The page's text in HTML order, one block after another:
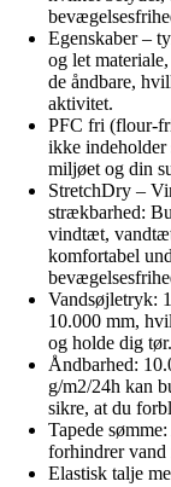
Egenskaber –
og let
de åndbare,
aktivitet.
PFC fri (flour-
ikke indeholder
miljøet og din
StretchDry –
strækbarhed:
vindtæt,
komfortabel
Vandsøjletryk:
10.000 mm,
og holde dig tør.
Åndbarhed:
g/m2/24h kan
sikre, at du
Tapede
forhindrer
Elastisk talje